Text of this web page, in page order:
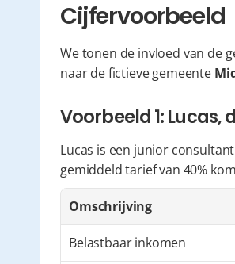
Cijfervoorbeeld
We tonen de invloed van de
naar de fictieve gemeente
Voorbeeld 1:
Lucas is een junior
gemiddeld tarief van 40%
Omschrijving
Belastbaar inkomen